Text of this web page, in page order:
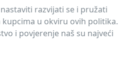
razvijati se i pružati
u okviru ovih politika.
i povjerenje naš su najveći